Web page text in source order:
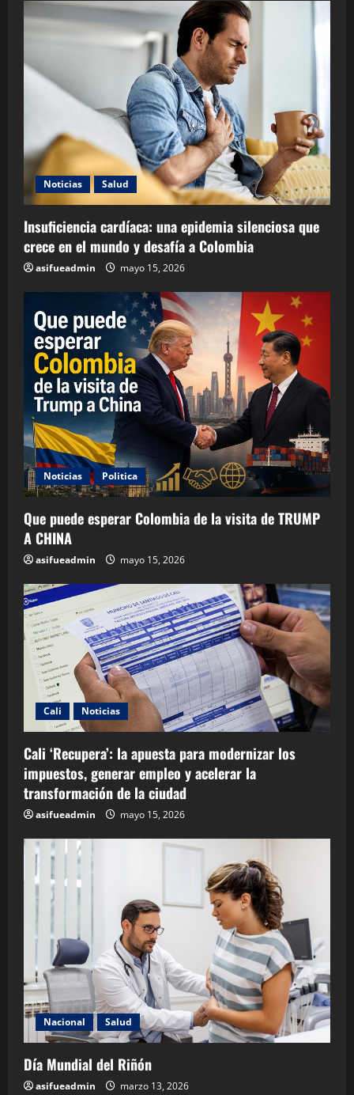
Noticias Salud
Insuficiencia cardíaca: una epidemia silenciosa que
crece en el mundo y desafía a Colombia
asifueadmin mayo 15, 2026
Noticias Politica
Que puede esperar Colombia de la visita de TRUMP
A CHINA
asifueadmin mayo 15, 2026
Cali Noticias
Cali ‘Recupera’: la apuesta para modernizar los
impuestos, generar empleo y acelerar la
transformación de la ciudad
asifueadmin mayo 15, 2026
Nacional Salud
Día Mundial del Riñón
asifueadmin marzo 13, 2026